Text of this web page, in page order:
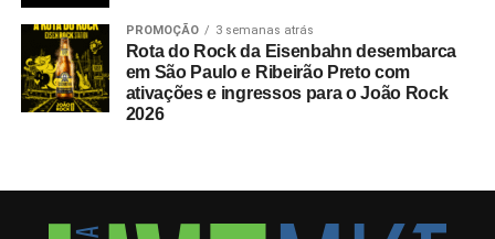
PROMOÇÃO 3 semanas atrás
Rota do Rock da Eisenbahn desembarca
em São Paulo e Ribeirão Preto com
ativações e ingressos para o João Rock
2026